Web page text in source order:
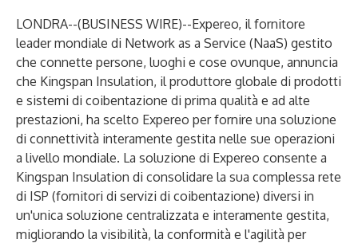
LONDRA--(BUSINESS WIRE)--Expereo, il fornitore
leader mondiale di Network as a Service (NaaS) gestito
che connette persone, luoghi e cose ovunque, annuncia
che Kingspan Insulation, il produttore globale di prodotti
e sistemi di coibentazione di prima qualità e ad alte
prestazioni, ha scelto Expereo per fornire una soluzione
di connettività interamente gestita nelle sue operazioni
a livello mondiale. La soluzione di Expereo consente a
Kingspan Insulation di consolidare la sua complessa rete
di ISP (fornitori di servizi di coibentazione) diversi in
un'unica soluzione centralizzata e interamente gestita,
migliorando la visibilità, la conformità e l'agilità per